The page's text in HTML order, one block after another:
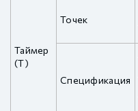
Таймер
(T)
Точек
Спецификация